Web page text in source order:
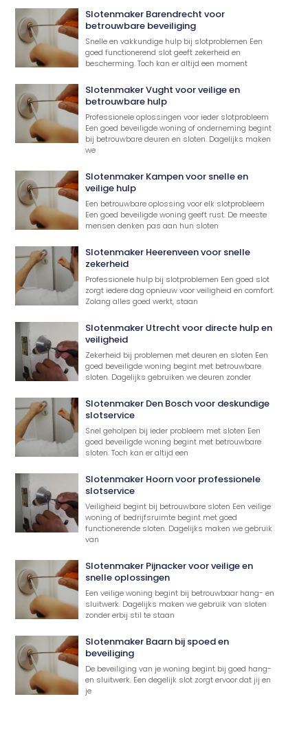
Slotenmaker Barendrecht voor
betrouwbare beveiliging
Snelle en vakkundige hulp bij slotproblemen Een
goed functionerend slot geeft zekerheid en
bescherming. Toch kan er altijd een moment
Slotenmaker Vught voor veilige en
betrouwbare hulp
Professionele oplossingen voor ieder slotprobleem
Een goed beveiligde woning of onderneming begint
bij betrouwbare deuren en sloten. Dagelijks maken
we
Slotenmaker Kampen voor snelle en
veilige hulp
Een betrouwbare oplossing voor elk slotprobleem
Een goed beveiligde woning geeft rust. De meeste
mensen denken pas aan hun sloten
Slotenmaker Heerenveen voor snelle
zekerheid
Professionele hulp bij slotproblemen Een goed slot
zorgt iedere dag opnieuw voor veiligheid en comfort.
Zolang alles goed werkt, staan
Slotenmaker Utrecht voor directe hulp en
veiligheid
Zekerheid bij problemen met deuren en sloten Een
goed beveiligde woning begint met betrouwbare
sloten. Dagelijks gebruiken we deuren zonder
Slotenmaker Den Bosch voor deskundige
slotservice
Snel geholpen bij ieder probleem met sloten Een
goed beveiligde woning begint met betrouwbare
sloten. Toch kan er altijd een
Slotenmaker Hoorn voor professionele
slotservice
Veiligheid begint bij betrouwbare sloten Een veilige
woning of bedrijfsruimte begint met goed
functionerende sloten. Dagelijks maken we gebruik
van
Slotenmaker Pijnacker voor veilige en
snelle oplossingen
Een veilige woning begint bij betrouwbaar hang- en
sluitwerk. Dagelijks maken we gebruik van sloten
zonder erbij stil te staan
Slotenmaker Baarn bij spoed en
beveiliging
De beveiliging van je woning begint bij goed hang-
en sluitwerk. Een degelijk slot zorgt ervoor dat jij en
je